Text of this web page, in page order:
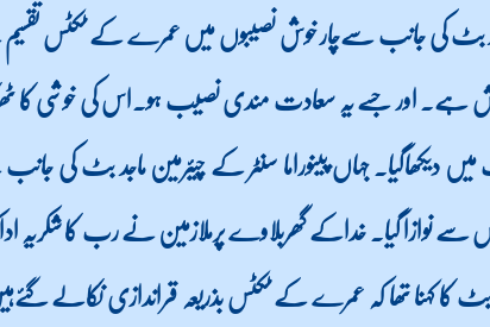
ماجد بٹ کی جانب سےچار خوش نصیبوں میں عمرے کے ٹکٹس
ہے۔ اور جسے یہ سعادت مندی نصیب ہو۔اس کی خوشی کا
میں دیکھاگیا۔ جہاں پینوراما سنٹر کے چیئرمین ماجد بٹ کی
ٹکٹس سے نوازا گیا۔ خداکے گھربلاوے پرملازمین نے رب کا شکریہ
بٹ کا کہنا تھا کہ عمرے کے ٹکٹس بذریعہ قراندازی نکالے